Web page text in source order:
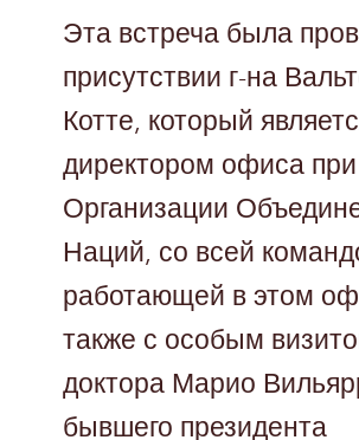
Эта встреча была
присутствии г-на
Котте, который
директором офиса при
Организации
Наций, со всей
работающей в этом
также с особым
доктора Марио
бывшего президента